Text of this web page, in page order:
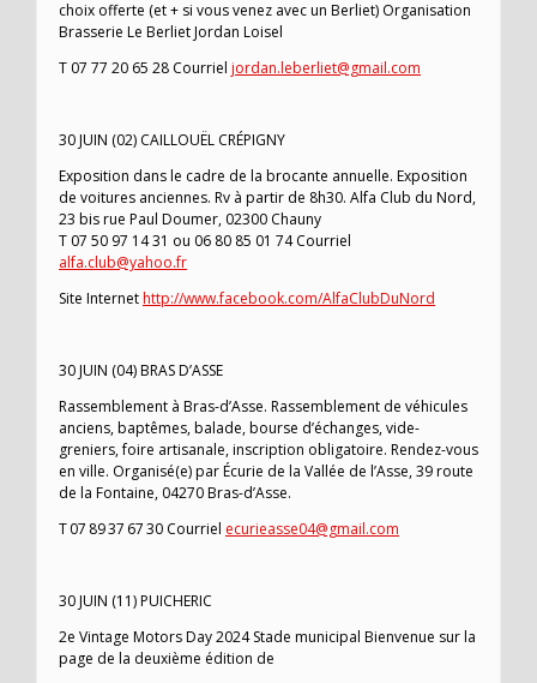
choix offerte (et + si vous venez avec un Berliet) Organisation
Brasserie Le Berliet Jordan Loisel
T 07 77 20 65 28 Courriel jordan.leberliet@gmail.com
30 JUIN (02) CAILLOUËL CRÉPIGNY
Exposition dans le cadre de la brocante annuelle. Exposition
de voitures anciennes. Rv à partir de 8h30. Alfa Club du Nord,
23 bis rue Paul Doumer, 02300 Chauny
T 07 50 97 14 31 ou 06 80 85 01 74 Courriel
alfa.club@yahoo.fr
Site Internethttp://www.facebook.com/AlfaClubDuNord
30 JUIN (04) BRAS D’ASSE
Rassemblement à Bras-d’Asse. Rassemblement de véhicules
anciens, baptêmes, balade, bourse d’échanges, vide-
greniers, foire artisanale, inscription obligatoire. Rendez-vous
en ville. Organisé(e) par Écurie de la Vallée de l’Asse, 39 route
de la Fontaine, 04270 Bras-d’Asse.
T 07 89 37 67 30 Courriel ecurieasse04@gmail.com
30 JUIN (11) PUICHERIC
2e Vintage Motors Day 2024 Stade municipal Bienvenue sur la
page de la deuxième édition de